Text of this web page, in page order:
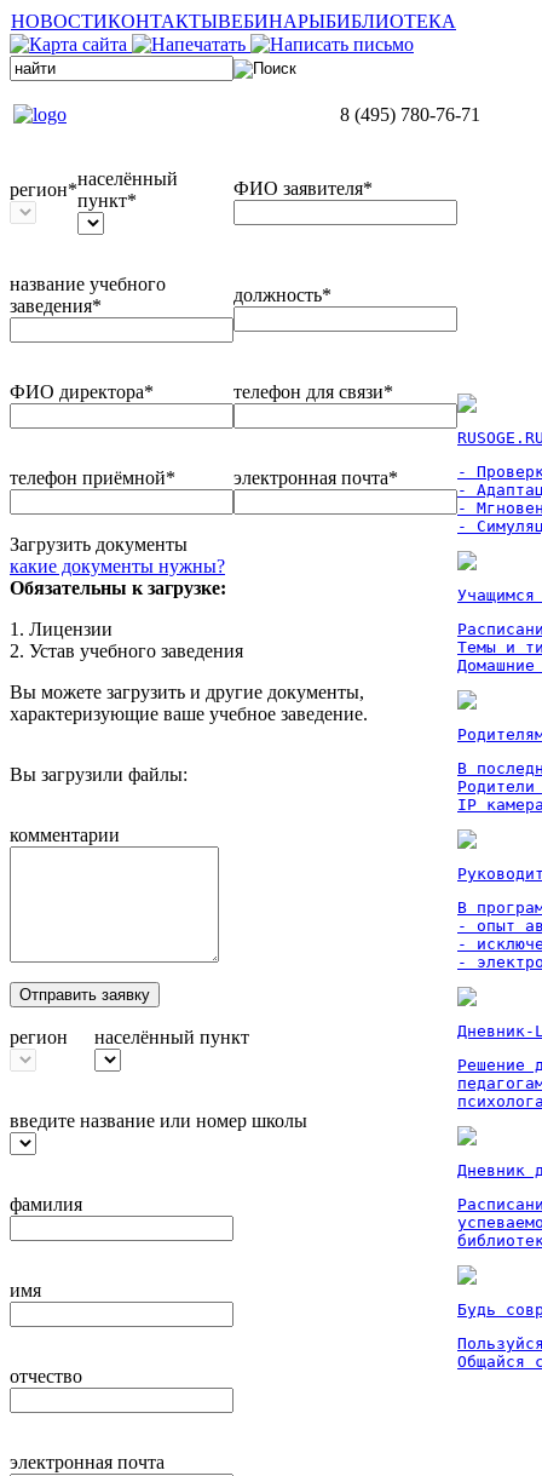
НОВОСТИКОНТАКТЫВЕБИНАРЫБИБЛИОТЕКА
8 (495) 780-76-71
регион*
населённый
пункт*
ФИО заявителя*
название учебного
заведения*
должность*
ФИО директора* телефон для связи*
телефон приёмной* электронная почта*
Загрузить документы
какие документы нужны?
Обязательны к загрузке:
1. Лицензии
2. Устав учебного заведения
Вы можете загрузить и другие документы,
характеризующие ваше учебное заведение.
Вы загрузили файлы:
комментарии
Отправить заявку
регион населённый пункт
введите название или номер школы
фамилия
имя
отчество
электронная почта
-
-
-
-
Темы и
Домашние
В
IP
В
- опыт
-
-
Дневник-
Решение
Дневник
Будь
Общайся